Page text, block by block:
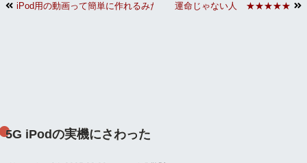
iPod用の動画って簡単に作れるみたいだ運命じゃない人 ★★★★★
5G iPodの実機にさわった